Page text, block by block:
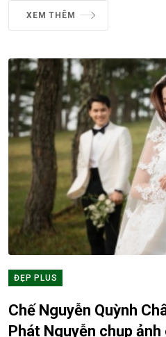
XEM THÊM
ĐẸP PLUS
Chế Nguyễn Quỳnh
Phát Nguyễn chụp